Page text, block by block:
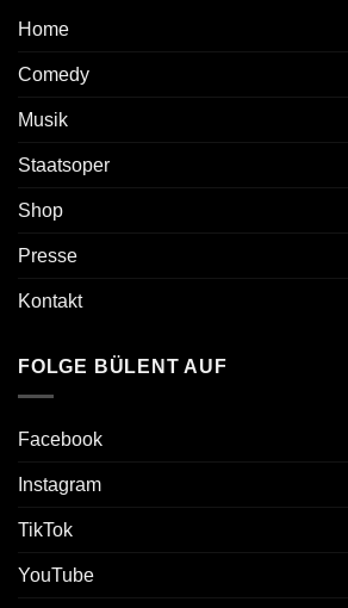
Home
Comedy
Musik
Staatsoper
Shop
Presse
Kontakt
FOLGE BÜLENT AUF
Facebook
Instagram
TikTok
YouTube